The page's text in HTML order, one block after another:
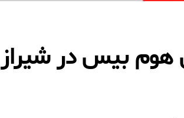
هوم بیس در شیراز